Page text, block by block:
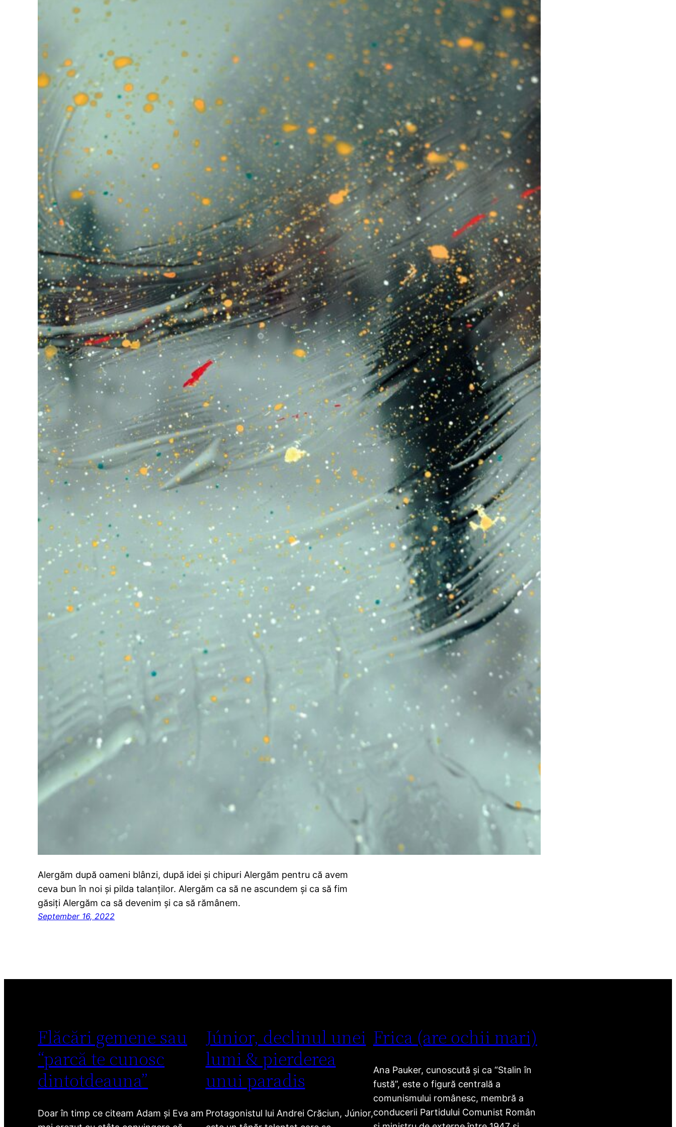
Alergăm după oameni blânzi, după idei și chipuri Alergăm pentru că avem
ceva bun în noi și pilda talanților. Alergăm ca să ne ascundem și ca să fim
găsiți Alergăm ca să devenim și ca să rămânem.
September 16, 2022
Flăcări gemene sau
“parcă te cunosc
dintotdeauna”
Doar în timp ce citeam Adam și Eva am
Júnior, declinul unei
lumi & pierderea
unui paradis
Protagonistul lui Andrei Crăciun, Júnior,
Frica (are ochii mari)
Ana Pauker, cunoscută și ca “Stalin în
fustă”, este o figură centrală a
comunismului românesc, membră a
conducerii Partidului Comunist Român